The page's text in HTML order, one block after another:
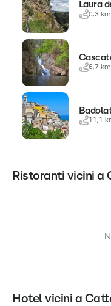
Laura
0,3 km
6,7 km
11,1
Ristoranti vicini a
Hotel vicini a